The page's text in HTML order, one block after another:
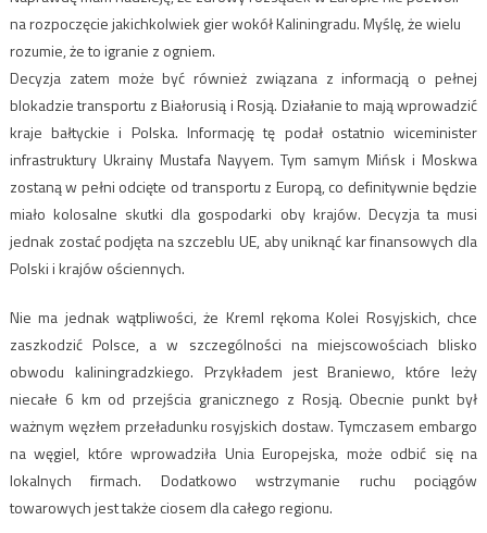
na rozpoczęcie jakichkolwiek gier wokół Kaliningradu. Myślę, że wielu
rozumie, że to igranie z ogniem.
Decyzja zatem może być również związana z informacją o pełnej
blokadzie transportu z Białorusią i Rosją. Działanie to mają wprowadzić
kraje bałtyckie i Polska. Informację tę podał ostatnio wiceminister
infrastruktury Ukrainy Mustafa Nayyem. Tym samym Mińsk i Moskwa
zostaną w pełni odcięte od transportu z Europą, co definitywnie będzie
miało kolosalne skutki dla gospodarki oby krajów. Decyzja ta musi
jednak zostać podjęta na szczeblu UE, aby uniknąć kar finansowych dla
Polski i krajów ościennych.
Nie ma jednak wątpliwości, że Kreml rękoma Kolei Rosyjskich, chce
zaszkodzić Polsce, a w szczególności na miejscowościach blisko
obwodu kaliningradzkiego. Przykładem jest Braniewo, które leży
niecałe 6 km od przejścia granicznego z Rosją. Obecnie punkt był
ważnym węzłem przeładunku rosyjskich dostaw. Tymczasem embargo
na węgiel, które wprowadziła Unia Europejska, może odbić się na
lokalnych firmach. Dodatkowo wstrzymanie ruchu pociągów
towarowych jest także ciosem dla całego regionu.